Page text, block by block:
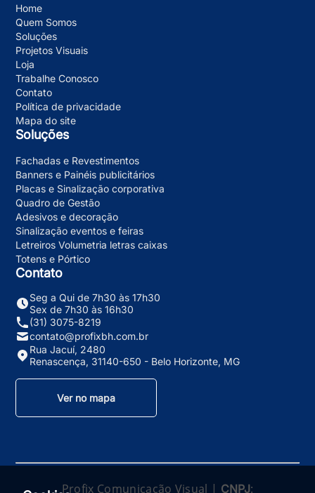
Home
Quem Somos
Soluções
Projetos Visuais
Loja
Trabalhe Conosco
Contato
Política de privacidade
Mapa do site
Soluções
Fachadas e Revestimentos
Banners e Painéis publicitários
Placas e Sinalização corporativa
Quadro de Gestão
Adesivos e decoração
Sinalização eventos e feiras
Letreiros Volumetria letras caixas
Totens e Pórtico
Contato
Seg a Qui de 7h30 às 17h30
Sex de 7h30 às 16h30
(31) 3075-8219
contato@profixbh.com.br
Rua Jacuí, 2480
Renascença, 31140-650 - Belo Horizonte, MG
Ver no mapa
Profix Comunicação Visual | CNPJ: